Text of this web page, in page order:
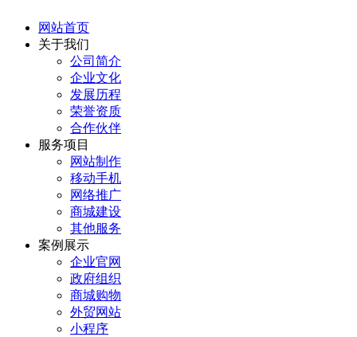
网站首页
关于我们
公司简介
企业文化
发展历程
荣誉资质
合作伙伴
服务项目
网站制作
移动手机
网络推广
商城建设
其他服务
案例展示
企业官网
政府组织
商城购物
外贸网站
小程序